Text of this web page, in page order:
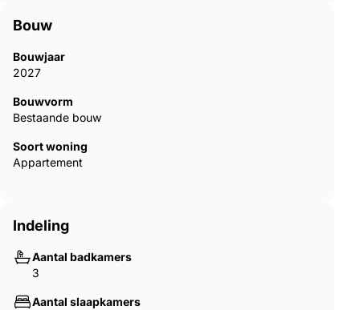
Bouw
Bouwjaar
2027
Bouwvorm
Bestaande bouw
Soort woning
Appartement
Indeling
Aantal badkamers
3
Aantal slaapkamers